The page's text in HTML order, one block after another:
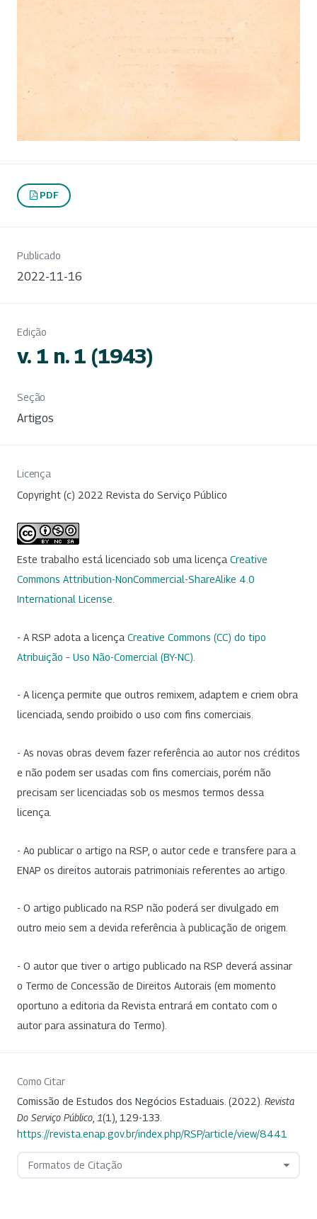
PDF
Publicado
2022-11-16
Edição
v. 1 n. 1 (1943)
Seção
Artigos
Licença
Copyright (c) 2022 Revista do Serviço Público
Este trabalho está licenciado sob uma licença Creative
Commons Attribution-NonCommercial-ShareAlike 4.0
International License
- A RSP adota a licença Creative Commons (CC) do tipo
Atribuição – Uso Não-Comercial (BY-NC)
- A licença permite que outros remixem, adaptem e criem obra
licenciada, sendo proibido o uso com fins comerciais.
- As novas obras devem fazer referência ao autor nos créditos
e não podem ser usadas com fins comerciais, porém não
precisam ser licenciadas sob os mesmos termos dessa
licença.
- Ao publicar o artigo na RSP, o autor cede e transfere para a
ENAP os direitos autorais patrimoniais referentes ao artigo.
- O artigo publicado na RSP não poderá ser divulgado em
outro meio sem a devida referência à publicação de origem.
- O autor que tiver o artigo publicado na RSP deverá assinar
o Termo de Concessão de Direitos Autorais (em momento
oportuno a editoria da Revista entrará em contato com o
autor para assinatura do Termo).
Como Citar
Comissão de Estudos dos Negócios Estaduais. (2022). Revista
Do Serviço Público 1(1), 129-133.
https://revista.enap.gov.br/index.php/RSP/article/view/8441
Formatos de Citação